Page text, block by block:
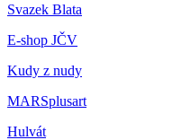
Svazek Blata
E-shop JČV
Kudy z nudy
MARSplusart
Hulvát